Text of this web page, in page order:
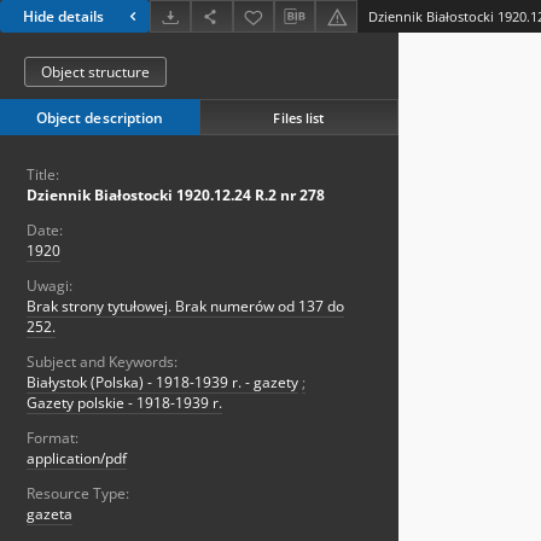
Hide details Dziennik Białostocki
Object structure
Object description Files list
Title:
Dziennik Białostocki 1920.12.24 R.2 nr 278
Date:
1920
Uwagi:
Brak strony tytułowej. Brak numerów od 137 do
252.
Subject and Keywords:
Białystok (Polska) - 1918-1939 r. - gazety ;
Gazety polskie - 1918-1939 r.
Format:
application/pdf
Resource Type:
gazeta